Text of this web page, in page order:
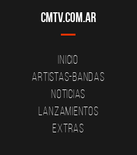
CMTV.com.ar
Inicio
Artistas-Bandas
Noticias
Lanzamientos
Extras